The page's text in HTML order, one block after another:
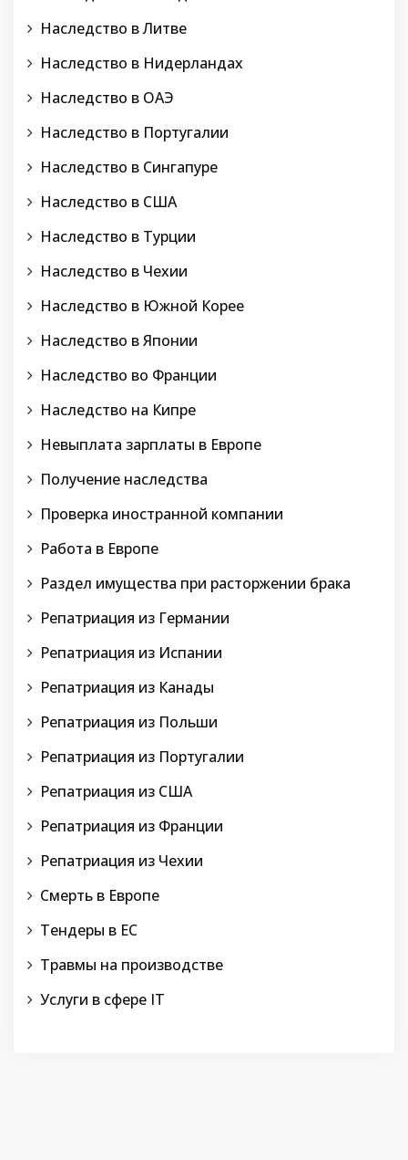
Наследство в Литве
Наследство в Нидерландах
Наследство в ОАЭ
Наследство в Португалии
Наследство в Сингапуре
Наследство в США
Наследство в Турции
Наследство в Чехии
Наследство в Южной Корее
Наследство в Японии
Наследство во Франции
Наследство на Кипре
Невыплата зарплаты в Европе
Получение наследства
Проверка иностранной компании
Работа в Европе
Раздел имущества при расторжении брака
Репатриация из Германии
Репатриация из Испании
Репатриация из Канады
Репатриация из Польши
Репатриация из Португалии
Репатриация из США
Репатриация из Франции
Репатриация из Чехии
Смерть в Европе
Тендеры в ЕС
Травмы на производстве
Услуги в сфере IT